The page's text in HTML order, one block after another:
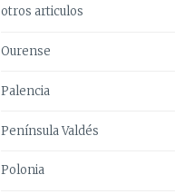
otros articulos
Ourense
Palencia
Península Valdés
Polonia